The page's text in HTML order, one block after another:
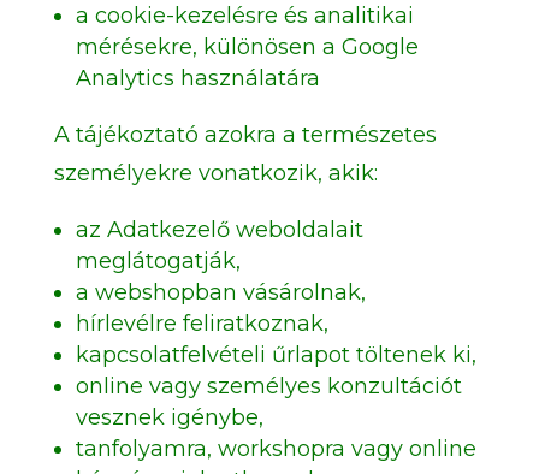
a cookie-kezelésre és analitikai
mérésekre, különösen a Google
Analytics használatára
A tájékoztató azokra a természetes
személyekre vonatkozik, akik:
az Adatkezelő weboldalait
meglátogatják,
a webshopban vásárolnak,
hírlevélre feliratkoznak,
kapcsolatfelvételi űrlapot töltenek ki,
online vagy személyes konzultációt
vesznek igénybe,
tanfolyamra, workshopra vagy online